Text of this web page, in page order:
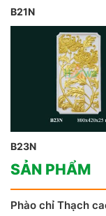
B21N
B23N
SẢN PHẨM
Phào chỉ Thạch